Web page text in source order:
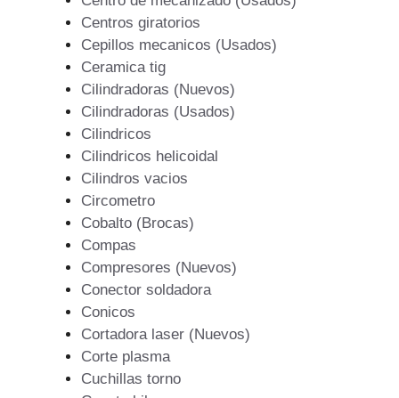
Centros giratorios
Cepillos mecanicos (Usados)
Ceramica tig
Cilindradoras (Nuevos)
Cilindradoras (Usados)
Cilindricos
Cilindricos helicoidal
Cilindros vacios
Circometro
Cobalto (Brocas)
Compas
Compresores (Nuevos)
Conector soldadora
Conicos
Cortadora laser (Nuevos)
Corte plasma
Cuchillas torno